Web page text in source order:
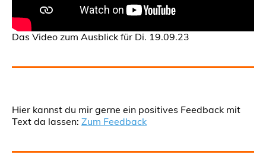
Das Video zum Ausblick für Di. 19.09.23
Hier kannst du mir gerne ein positives Feedback mit
Text da lassen: Zum Feedback